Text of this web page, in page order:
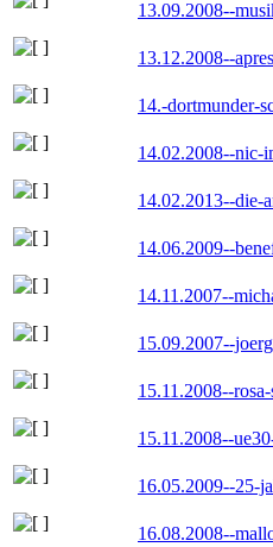
13.09.2008--
13.12.2008--
14.-dortmunder-
14.02.2008--nic-
14.02.2013--die-
14.06.2009--
14.11.2007--
15.09.2007--
15.11.2008--
15.11.2008--
16.05.2009--25-
16.08.2008--